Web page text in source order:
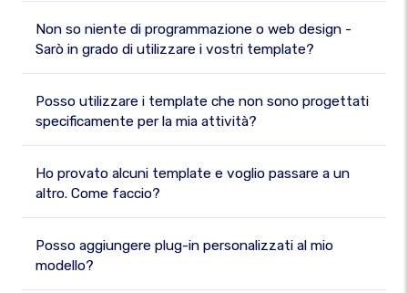
Non so niente di programmazione o web design -
Sarò in grado di utilizzare i vostri template?
Posso utilizzare i template che non sono progettati
specificamente per la mia attività?
Ho provato alcuni template e voglio passare a un
altro. Come faccio?
Posso aggiungere plug-in personalizzati al mio
modello?